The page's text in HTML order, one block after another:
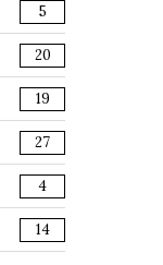
5
20
19
27
4
14